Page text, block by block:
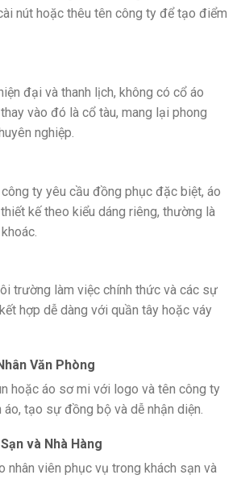
nút hoặc thêu tên công ty để tạo điểm
đại và thanh lịch, không có cổ áo
vào đó là cổ tàu, mang lại phong
nghiệp.
ty yêu cầu đồng phục đặc biệt, áo
kế theo kiểu dáng riêng, thường là
trường làm việc chính thức và các sự
hợp dễ dàng với quần tây hoặc váy
Văn Phòng
hoặc áo sơ mi với logo và tên công ty
áo, tạo sự đồng bộ và dễ nhận diện.
và Nhà Hàng
nhân viên phục vụ trong khách sạn và